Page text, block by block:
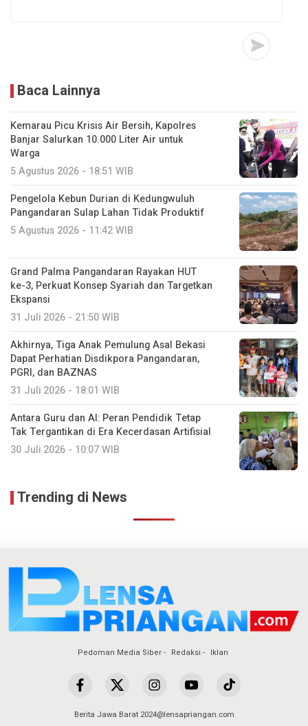
Baca Lainnya
Kemarau Picu Krisis Air Bersih, Kapolres
Banjar Salurkan 10.000 Liter Air untuk
Warga
5 Agustus 2026 - 18:51 WIB
Pengelola Kebun Durian di Kedungwuluh
Pangandaran Sulap Lahan Tidak Produktif ‎
5 Agustus 2026 - 11:42 WIB
Grand Palma Pangandaran Rayakan HUT
ke-3, Perkuat Konsep Syariah dan Targetkan
Ekspansi
31 Juli 2026 - 21:50 WIB
Akhirnya, Tiga Anak Pemulung Asal Bekasi
Dapat Perhatian Disdikpora Pangandaran,
PGRI, dan BAZNAS
31 Juli 2026 - 18:01 WIB
Antara Guru dan AI: Peran Pendidik Tetap
Tak Tergantikan di Era Kecerdasan Artifisial
30 Juli 2026 - 10:07 WIB
Trending di News
Pedoman Media Siber Redaksi Iklan
Berita Jawa Barat 2024@lensapriangan.com